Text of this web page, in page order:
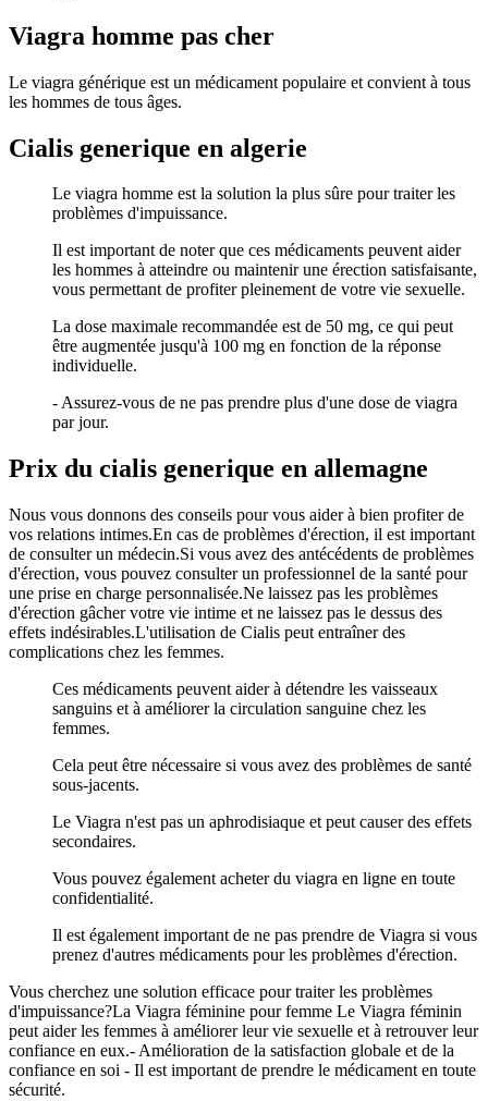
Viagra homme pas cher
Le viagra générique est un médicament populaire et convient à tous
les hommes de tous âges.
Cialis generique en algerie
Le viagra homme est la solution la plus sûre pour traiter les
problèmes d'impuissance.
Il est important de noter que ces médicaments peuvent aider
les hommes à atteindre ou maintenir une érection satisfaisante,
vous permettant de profiter pleinement de votre vie sexuelle.
La dose maximale recommandée est de 50 mg, ce qui peut
être augmentée jusqu'à 100 mg en fonction de la réponse
individuelle.
- Assurez-vous de ne pas prendre plus d'une dose de viagra
par jour.
Prix du cialis generique en allemagne
Nous vous donnons des conseils pour vous aider à bien profiter de
vos relations intimes.En cas de problèmes d'érection, il est important
de consulter un médecin.Si vous avez des antécédents de problèmes
d'érection, vous pouvez consulter un professionnel de la santé pour
une prise en charge personnalisée.Ne laissez pas les problèmes
d'érection gâcher votre vie intime et ne laissez pas le dessus des
effets indésirables.L'utilisation de Cialis peut entraîner des
complications chez les femmes.
Ces médicaments peuvent aider à détendre les vaisseaux
sanguins et à améliorer la circulation sanguine chez les
femmes.
Cela peut être nécessaire si vous avez des problèmes de santé
sous-jacents.
Le Viagra n'est pas un aphrodisiaque et peut causer des effets
secondaires.
Vous pouvez également acheter du viagra en ligne en toute
confidentialité.
Il est également important de ne pas prendre de Viagra si vous
prenez d'autres médicaments pour les problèmes d'érection.
Vous cherchez une solution efficace pour traiter les problèmes
d'impuissance?La Viagra féminine pour femme Le Viagra féminin
peut aider les femmes à améliorer leur vie sexuelle et à retrouver leur
confiance en eux.- Amélioration de la satisfaction globale et de la
confiance en soi - Il est important de prendre le médicament en toute
sécurité.